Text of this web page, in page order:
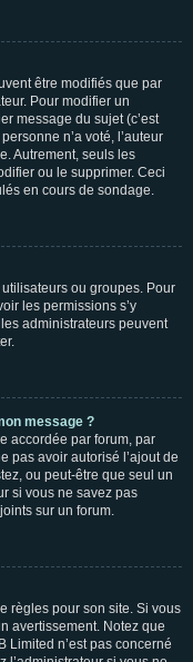
être modifiés que par
Pour modifier un
message du sujet (c’est
n’a voté, l’auteur
Autrement, seuls les
ou le supprimer. Ceci
en cours de sondage.
ou groupes. Pour
les permissions s’y
administrateurs peuvent
message ?
accordée par forum, par
pas avoir autorisé l’ajout de
ou peut-être que seul un
si vous ne savez pas
sur un forum.
règles pour son site. Si vous
avertissement. Notez que
Limited n’est pas concerné